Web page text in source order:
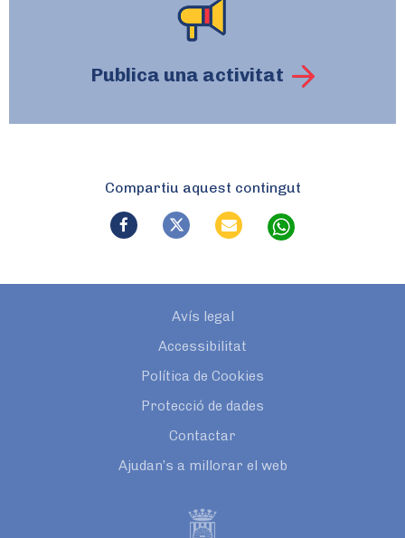
Publica una activitat
Compartiu aquest contingut
Avís legal
Accessibilitat
Política de Cookies
Protecció de dades
Contactar
Ajudan’s a millorar el web